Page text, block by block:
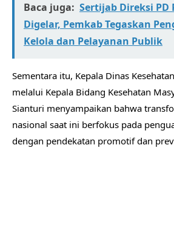
Baca juga: Sertijab Direksi PD
Digelar, Pemkab Tegaskan
Kelola dan Pelayanan Publik
Sementara itu, Kepala Dinas
melalui Kepala Bidang Kesehatan
Sianturi menyampaikan bahwa
nasional saat ini berfokus pada
dengan pendekatan promotif dan